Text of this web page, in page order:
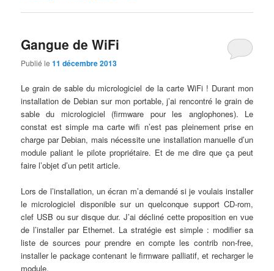
Gangue de WiFi
Publié le11 décembre 2013
Le grain de sable du micrologiciel de la carte WiFi ! Durant mon
installation de Debian sur mon portable, j’ai rencontré le grain de
sable du micrologiciel (firmware pour les anglophones). Le
constat est simple ma carte wifi n’est pas pleinement prise en
charge par Debian, mais nécessite une installation manuelle d’un
module paliant le pilote propriétaire. Et de me dire que ça peut
faire l’objet d’un petit article.
Lors de l’installation, un écran m’a demandé si je voulais installer
le micrologiciel disponible sur un quelconque support CD-rom,
clef USB ou sur disque dur. J’ai décliné cette proposition en vue
de l’installer par Ethernet. La stratégie est simple : modifier sa
liste de sources pour prendre en compte les contrib non-free,
installer le package contenant le firmware palliatif, et recharger le
module.